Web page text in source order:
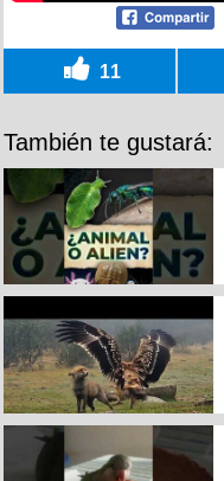
11
También te gustará: